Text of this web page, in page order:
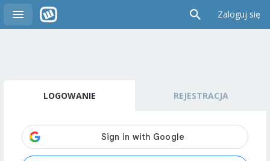
Zaloguj się
LOGOWANIE REJESTRACJA